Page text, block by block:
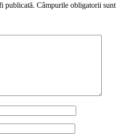
publicată. Câmpurile obligatorii sunt